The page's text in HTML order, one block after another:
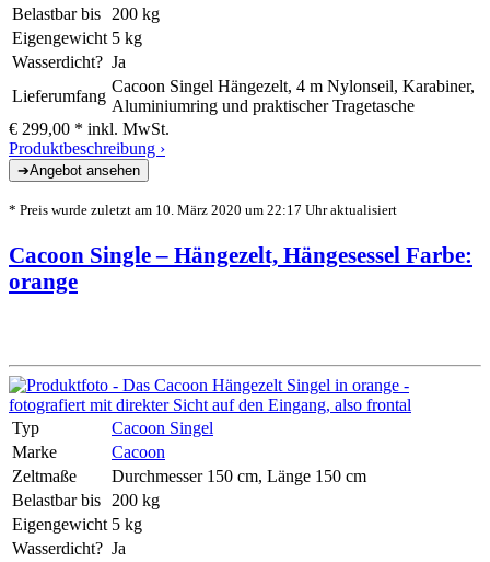
Belastbar bis
200 kg
Eigengewicht 5 kg
Wasserdicht? Ja
Lieferumfang
Cacoon Singel Hängezelt, 4 m Nylonseil, Karabiner,
Aluminiumring und praktischer Tragetasche
€ 299,00 * inkl. MwSt.
Produktbeschreibung ›
* Preis wurde zuletzt am 10. März 2020 um 22:17 Uhr aktualisiert
Cacoon Single – Hängezelt, Hängesessel Farbe:
orange
Typ
Cacoon Singel
Marke
Cacoon
Zeltmaße
Durchmesser 150 cm, Länge 150 cm
Belastbar bis
200 kg
Eigengewicht 5 kg
Wasserdicht? Ja